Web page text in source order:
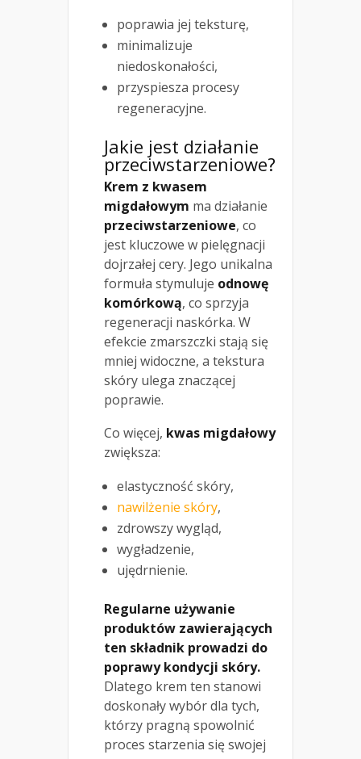
poprawia jej teksturę,
minimalizuje
niedoskonałości,
przyspiesza procesy
regeneracyjne.
Jakie jest działanie
przeciwstarzeniowe?
Krem z kwasem
migdałowym ma działanie
przeciwstarzeniowe, co
jest kluczowe w pielęgnacji
dojrzałej cery. Jego unikalna
formuła stymuluje odnowę
komórkową, co sprzyja
regeneracji naskórka. W
efekcie zmarszczki stają się
mniej widoczne, a tekstura
skóry ulega znaczącej
poprawie.
Co więcej, kwas migdałowy
zwiększa:
elastyczność skóry,
nawilżenie skóry,
zdrowszy wygląd,
wygładzenie,
ujędrnienie.
Regularne używanie
produktów zawierających
ten składnik prowadzi do
poprawy kondycji skóry.
Dlatego krem ten stanowi
doskonały wybór dla tych,
którzy pragną spowolnić
proces starzenia się swojej